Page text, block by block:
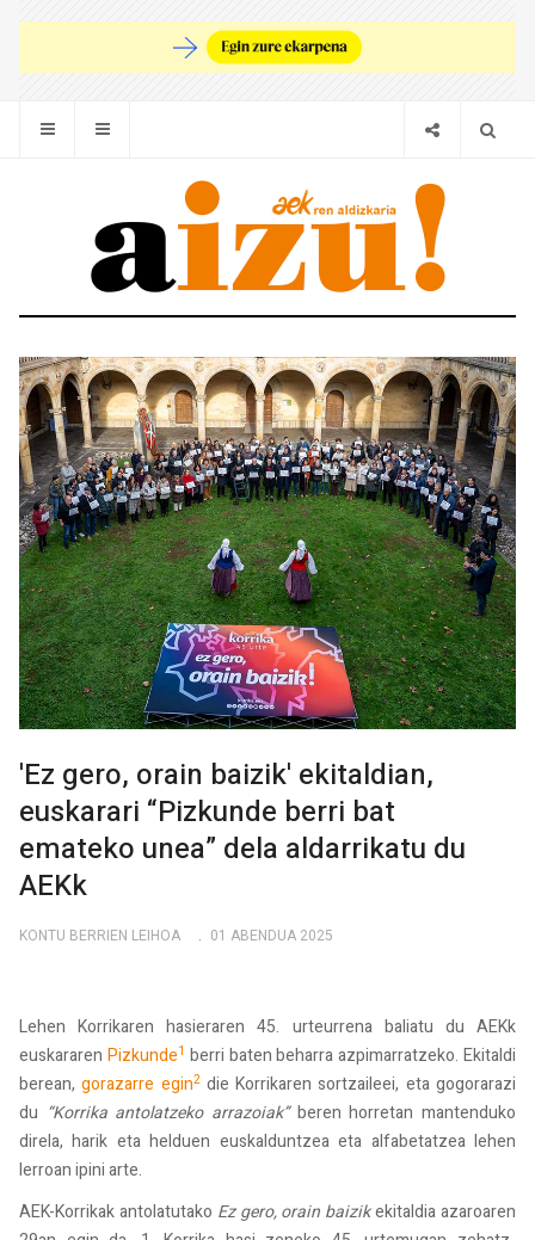
'Ez gero, orain baizik' ekitaldian,
euskarari “Pizkunde berri bat
emateko unea” dela aldarrikatu du
AEKk
KONTU BERRIEN LEIHOA 01 ABENDUA 2025
Lehen Korrikaren hasieraren 45. urteurrena baliatu du AEKk
euskararen Pizkunde1 berri baten beharra azpimarratzeko. Ekitaldi
berean,gorazarre egin2die Korrikaren sortzaileei, eta gogorarazi
du “Korrika antolatzeko arrazoiak”beren horretan mantenduko
direla, harik eta helduen euskalduntzea eta alfabetatzea lehen
lerroan ipini arte.
AEK-Korrikak antolatutako Ez gero, orain baizikekitaldia azaroaren